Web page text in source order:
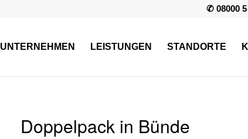
✆ 08000 5
UNTERNEHMEN LEISTUNGEN STANDORTE
Doppelpack in Bünde